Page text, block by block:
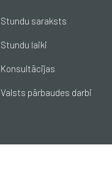
Stundu saraksts
Stundu laiki
Konsultācijas
Valsts pārbaudes darbi